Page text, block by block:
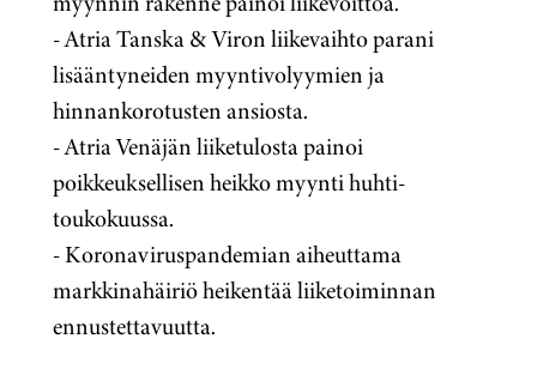
- Atria Tanska & Viron liikevaihto parani
lisääntyneiden myyntivolyymien ja
hinnankorotusten ansiosta.
- Atria Venäjän liiketulosta painoi
poikkeuksellisen heikko myynti huhti-
toukokuussa.
-Koronaviruspandemian aiheuttama
markkinahäiriö heikentää liiketoiminnan
ennustettavuutta.